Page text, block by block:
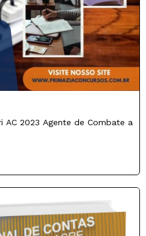
AC 2023 Agente de Combate a